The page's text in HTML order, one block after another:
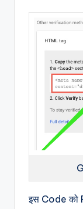
इस Code को